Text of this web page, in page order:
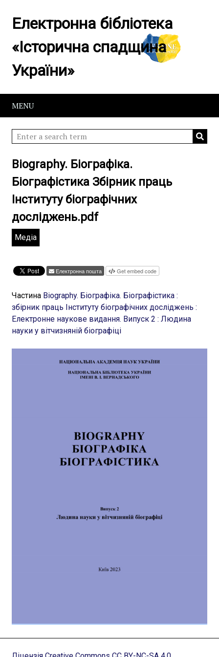
Електронна бібліотека
«Історична спадщина
України»
MENU
Biography. Біографіка.
Біографістика Збірник праць
Інституту біографічних
досліджень.pdf
Медіа
Електронна пошта Get embed code
Частина Biography. Біографіка. Біографістика :
збірник праць Інституту біографічних досліджень :
Електронне наукове видання. Випуск 2 : Людина
науки у вітчизняній біографіці